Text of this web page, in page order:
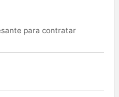
para contratar